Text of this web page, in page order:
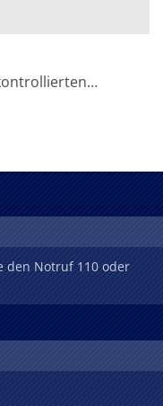
den Notruf 110 oder